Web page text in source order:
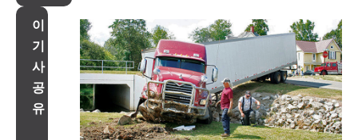
이
기
사
공
유